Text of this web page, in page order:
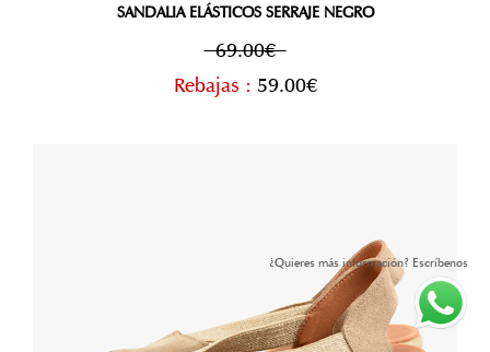
SANDALIA ELÁSTICOS SERRAJE NEGRO
69.00€
Rebajas : 59.00€
¿Quieres más información? Escríbenos